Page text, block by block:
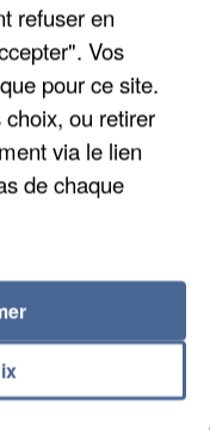
DE LA DZ
refuser en
Vos
pour ce site.
ou retirer
via le lien
de chaque